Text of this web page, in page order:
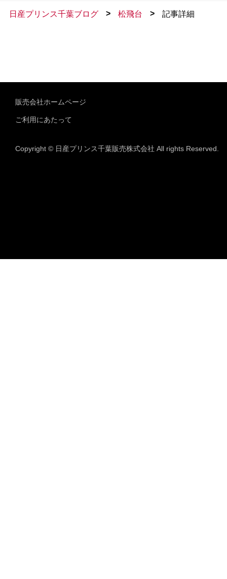
日産プリンス千葉ブログ > 松飛台 > 記事詳細
販売会社ホームページ
ご利用にあたって
Copyright © 日産プリンス千葉販売株式会社 All rights Reserved.